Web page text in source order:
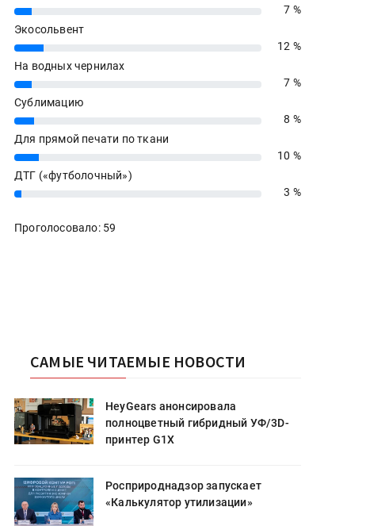
7%
7 %
Экосольвент
12%
12 %
На водных чернилах
7%
7 %
Сублимацию
8%
8 %
Для прямой печати по ткани
10%
10 %
ДТГ («футболочный»)
3% 3 %
Проголосовало: 59
САМЫЕ ЧИТАЕМЫЕ НОВОСТИ
HeyGears анонсировала
полноцветный гибридный УФ/3D-
принтер G1X
Росприроднадзор запускает
«Калькулятор утилизации»